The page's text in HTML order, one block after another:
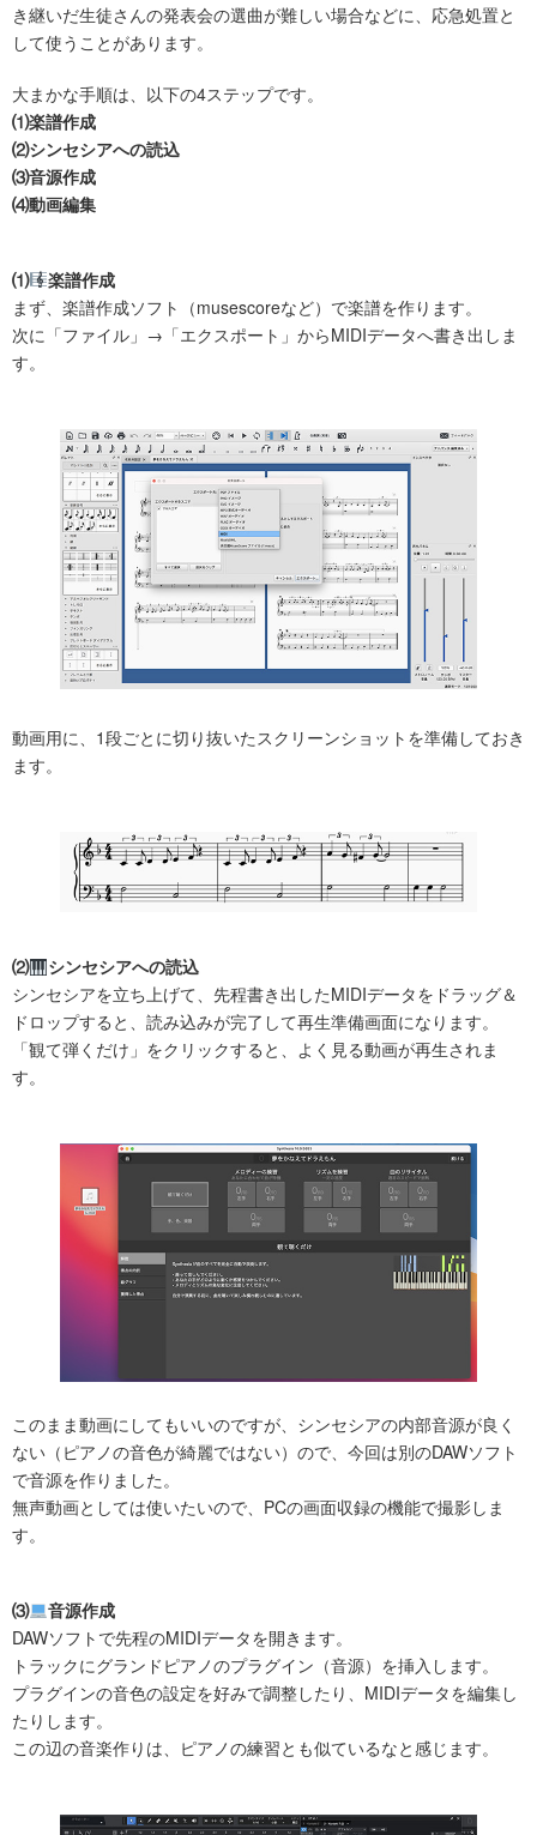
き継いだ生徒さんの発表会の選曲が難しい場合などに、応急処置と
して使うことがあります。
大まかな手順は、以下の4ステップです。
⑴楽譜作成
⑵シンセシアへの読込
⑶音源作成
⑷動画編集
⑴
楽譜作成
まず、楽譜作成ソフト（musescoreなど）で楽譜を作ります。
次に「ファイル」→「エクスポート」からMIDIデータへ書き出しま
す。
動画用に、1段ごとに切り抜いたスクリーンショットを準備しておき
ます。
⑵
シンセシアへの読込
シンセシアを立ち上げて、先程書き出したMIDIデータをドラッグ＆
ドロップすると、読み込みが完了して再生準備画面になります。
「観て弾くだけ」をクリックすると、よく見る動画が再生されま
す。
このまま動画にしてもいいのですが、シンセシアの内部音源が良く
ない（ピアノの音色が綺麗ではない）ので、今回は別のDAWソフト
で音源を作りました。
無声動画としては使いたいので、PCの画面収録の機能で撮影しま
す。
⑶
音源作成
DAWソフトで先程のMIDIデータを開きます。
トラックにグランドピアノのプラグイン（音源）を挿入します。
プラグインの音色の設定を好みで調整したり、MIDIデータを編集し
たりします。
この辺の音楽作りは、ピアノの練習とも似ているなと感じます。